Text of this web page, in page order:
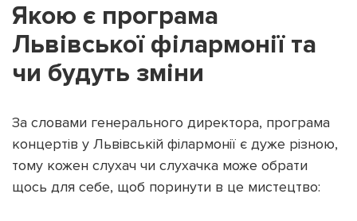
Якою є програма
Львівської філармонії та
чи будуть зміни
За словами генерального директора, програма
концертів у Львівській філармонії є дуже різною,
тому кожен слухач чи слухачка може обрати
щось для себе, щоб поринути в це мистецтво: